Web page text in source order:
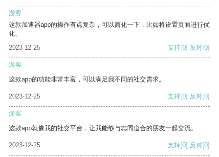
游客
这款加速器app的操作有点复杂，可以简化一下，比如将设置页面进行优
化。
2023-12-25
支持[0] 反对[0]
游客
这款app的功能非常丰富，可以满足我不同的社交需求。
2023-12-25 支持[0] 反对[0]
游客
这款app就像我的社交平台，让我能够与志同道合的朋友一起交流。
2023-12-25 支持[0] 反对[0]